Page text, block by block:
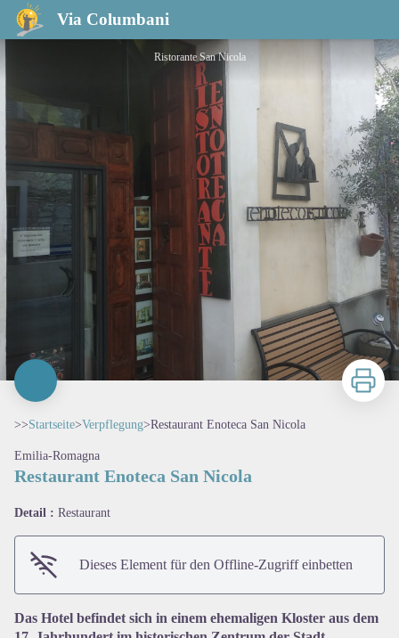
Via Columbani
Restaurant Enoteca San Nicola
Ristorante San Nicola
View picture in full screen
Zu
>>Startseite>Verpflegung>Restaurant Enoteca San Nicola
Emilia-Romagna
Restaurant Enoteca San Nicola
Detail : Restaurant
Dieses Element für den Offline-Zugriff einbetten
Das Hotel befindet sich in einem ehemaligen Kloster aus dem